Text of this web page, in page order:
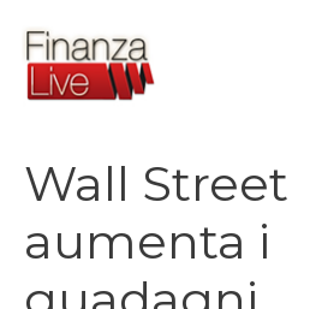
contenuto
Wall Street
aumenta i